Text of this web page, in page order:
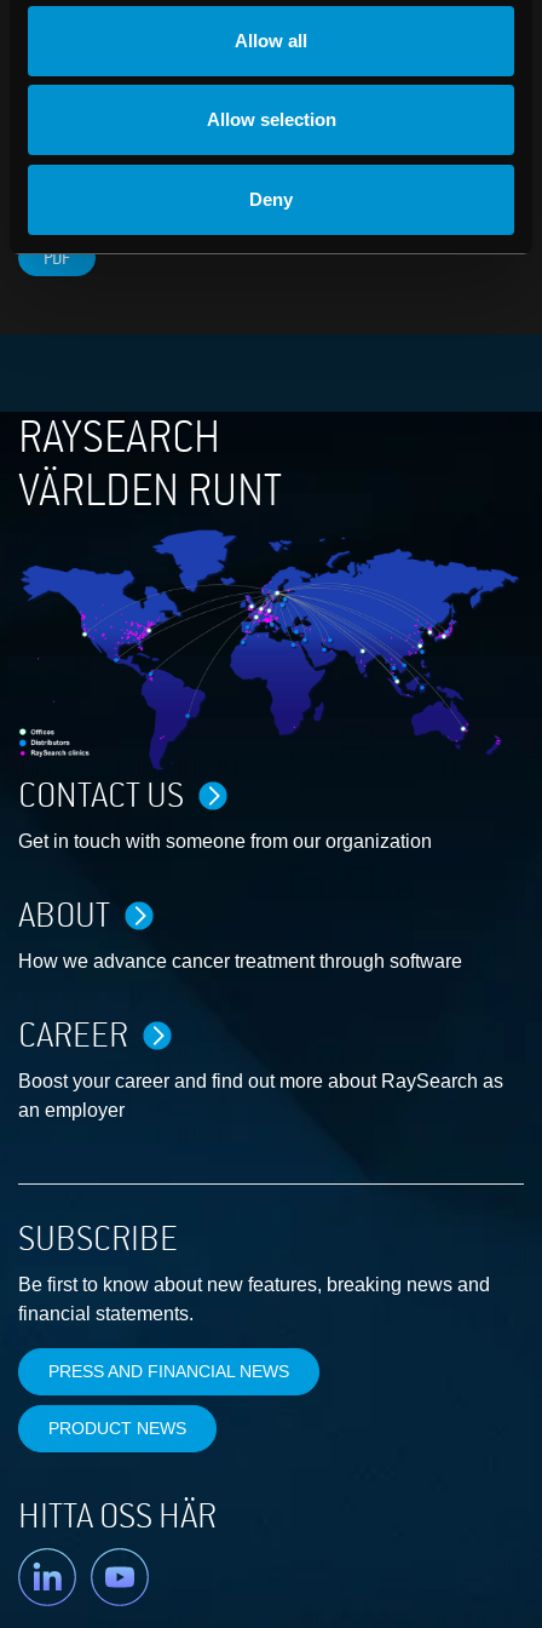
Allow all
Allow selection
Deny
Mer information om RaySearch finns på
För ytterligare information, kontakta:
Johan Löf, VD RaySearch Laboratories AB
johan.lof@raysearchlabs.com
PDF
RAYSEARCH
VÄRLDEN RUNT
CONTACT US
Get in touch with someone from our organization
ABOUT
How we advance cancer treatment through software
CAREER
Boost your career and find out more about RaySearch as
an employer
SUBSCRIBE
Be first to know about new features, breaking news and
financial statements.
PRESS AND FINANCIAL NEWS
PRODUCT NEWS
HITTA OSS HÄR
Linkedin YouTube